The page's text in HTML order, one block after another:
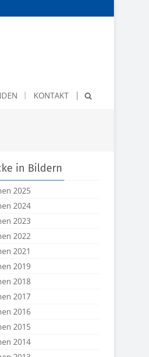
KONTAKT
in Bildern
2025
2024
2023
2022
2021
2019
2018
2017
2016
2015
2014